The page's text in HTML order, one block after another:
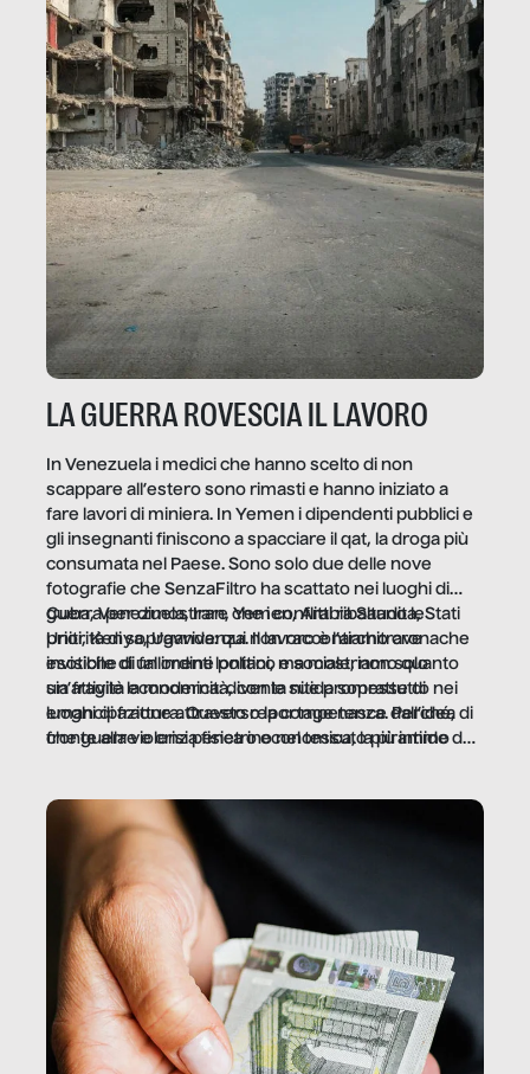
LA GUERRA ROVESCIA IL LAVORO
In Venezuela i medici che hanno scelto di non
scappare all’estero sono rimasti e hanno iniziato a
fare lavori di miniera. In Yemen i dipendenti pubblici e
gli insegnanti finiscono a spacciare il qat, la droga più
consumata nel Paese. Sono solo due delle nove
fotografie che SenzaFiltro ha scattato nei luoghi di
guerra per dimostrare che i conflitti ribaltano le
priorità di sopravvivenza. Il lavoro è l’architrave
invisibile di un ordine politico e sociale, non solo
un’attività economica: diventa nitida soprattutto nei
luoghi di frattura. Questo reportage nasce dall’idea
che guerre e crisi penetrino nel tessuto più intimo
Cuba, Venezuela, Iran, Yemen, Arabia Saudita, Stati
Uniti, Kenya, Uganda: qui non raccontiamo cronache
esotiche di fallimenti lontani, ma mostriamo quanto
sia fragile la modernità, con le sue promesse di
emancipazione attraverso la competenza. Perché, di
fronte alla violenza fisica o economica, la piramide del